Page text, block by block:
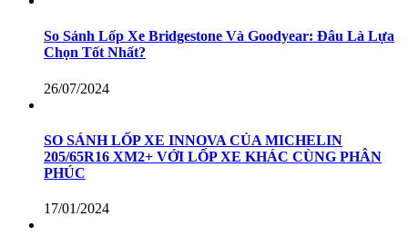
So Sánh Lốp Xe Bridgestone Và Goodyear: Đâu Là Lựa
Chọn Tốt Nhất?
26/07/2024
SO SÁNH LỐP XE INNOVA CỦA MICHELIN
205/65R16 XM2+ VỚI LỐP XE KHÁC CÙNG PHÂN
PHÚC
17/01/2024